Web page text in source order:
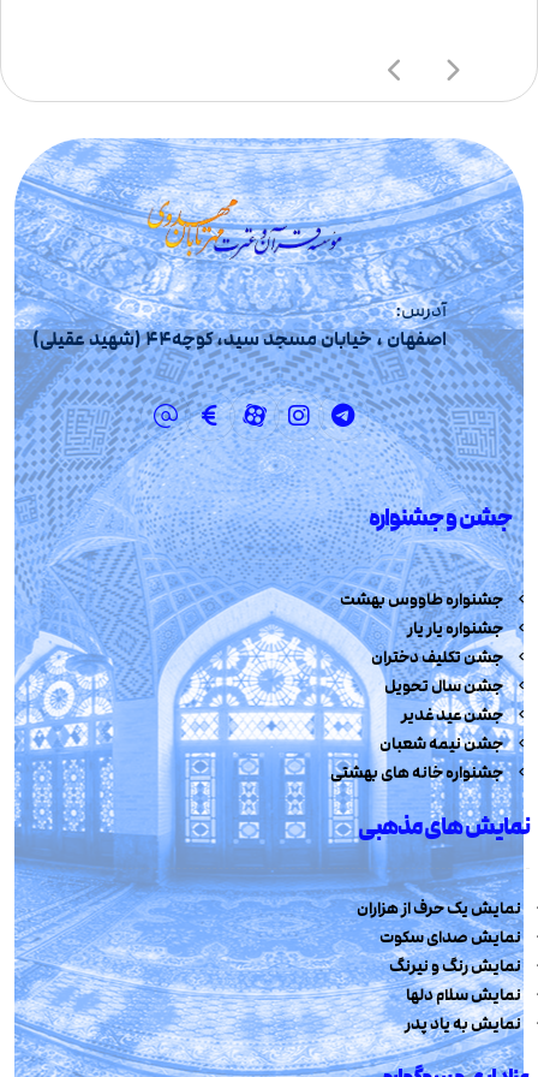
آدرس:
اصفهان ، خیابان مسجد سید، کوچه44 (شهید عقیلی)
جشن و جشنواره
جشنواره طاووس بهشت
جشنواره یار یار
جشن تکلیف دختران
جشن سال تحویل
جشن عید غدیر
جشن نیمه شعبان
جشنواره خانه های بهشتی
نمایش های مذهبی
نمایش یک حرف از هزاران
نمایش صدای سکوت
نمایش رنگ و نیرنگ
نمایش سلام دلها
نمایش به یاد پدر